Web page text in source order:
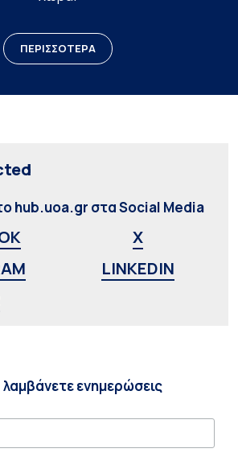
ΠΕΡΙΣΣΟΤΕΡΑ
hub.uoa.gr στα Social Media
X
LINKEDIN
λαμβάνετε ενημερώσεις